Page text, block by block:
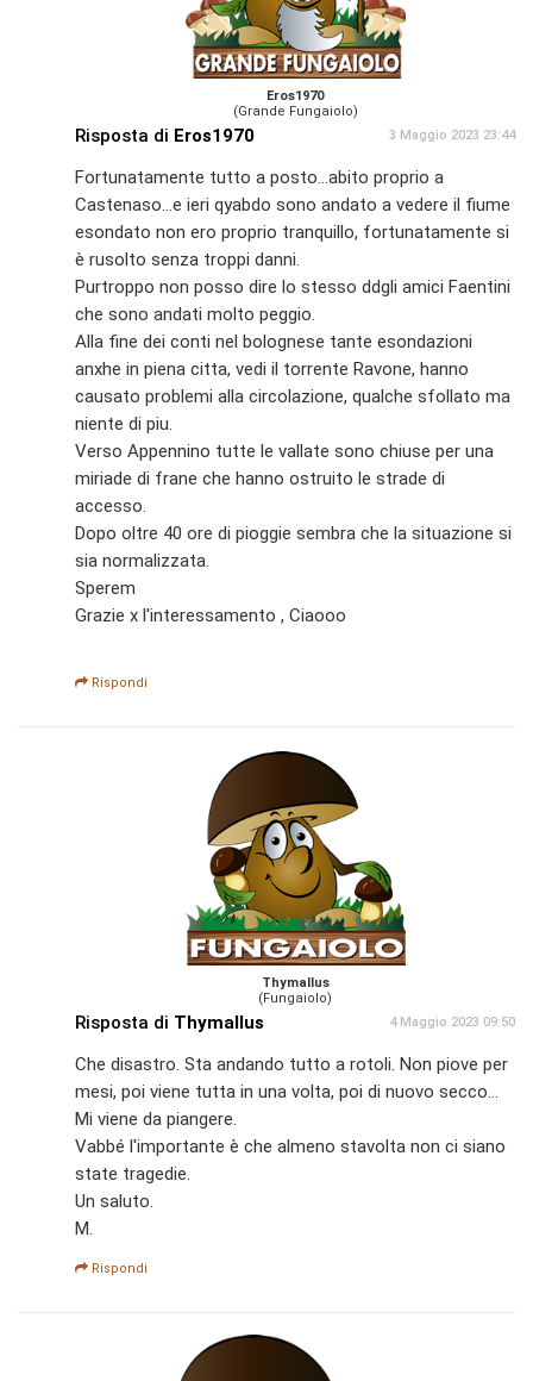
Eros1970
(Grande Fungaiolo)
Risposta di Eros1970 3 Maggio 2023 23:44
Fortunatamente tutto a posto...abito proprio a
Castenaso...e ieri qyabdo sono andato a vedere il fiume
esondato non ero proprio tranquillo, fortunatamente si
è rusolto senza troppi danni.
Purtroppo non posso dire lo stesso ddgli amici Faentini
che sono andati molto peggio.
Alla fine dei conti nel bolognese tante esondazioni
anxhe in piena citta, vedi il torrente Ravone, hanno
causato problemi alla circolazione, qualche sfollato ma
niente di piu.
Verso Appennino tutte le vallate sono chiuse per una
miriade di frane che hanno ostruito le strade di
accesso.
Dopo oltre 40 ore di pioggie sembra che la situazione si
sia normalizzata.
Sperem
Grazie x l'interessamento , Ciaooo
Rispondi
Thymallus
(Fungaiolo)
Risposta di Thymallus 4 Maggio 2023 09:50
Che disastro. Sta andando tutto a rotoli. Non piove per
mesi, poi viene tutta in una volta, poi di nuovo secco...
Mi viene da piangere.
Vabbé l'importante è che almeno stavolta non ci siano
state tragedie.
Un saluto.
M.
Rispondi